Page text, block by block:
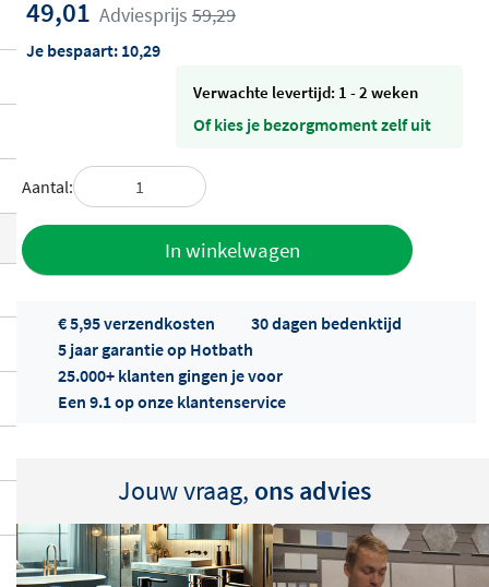
49,01 Adviesprijs 59,29
Je bespaart: 10,29
Verwachte levertijd: 1 - 2 weken
Of kies je bezorgmoment zelf uit
Aantal:
In winkelwagen
€ 5,95 verzendkosten
30 dagen bedenktijd
5 jaar garantie op Hotbath
25.000+ klanten gingen je voor
Een 9.1 op onze klantenservice
Jouw vraag, ons advies